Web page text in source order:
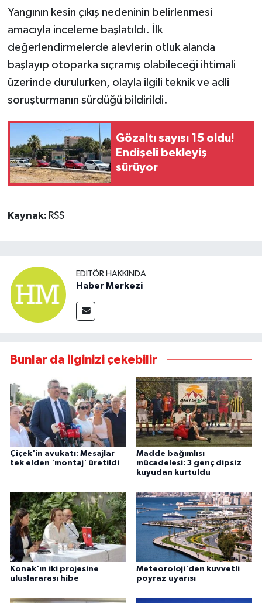
Yangının kesin çıkış nedeninin belirlenmesi
amacıyla inceleme başlatıldı. İlk
değerlendirmelerde alevlerin otluk alanda
başlayıp otoparka sıçramış olabileceği ihtimali
üzerinde durulurken, olayla ilgili teknik ve adli
soruşturmanın sürdüğü bildirildi.
Gözaltı sayısı 15 oldu!
Endişeli bekleyiş
sürüyor
Kaynak: RSS
EDITÖR HAKKINDA
Haber Merkezi
Bunlar da ilginizi çekebilir
Çiçek'in avukatı: Mesajlar
tek elden 'montaj' üretildi
Madde bağımlısı
mücadelesi: 3 genç dipsiz
kuyudan kurtuldu
Konak'ın iki projesine
uluslararası hibe
Meteoroloji'den kuvvetli
poyraz uyarısı